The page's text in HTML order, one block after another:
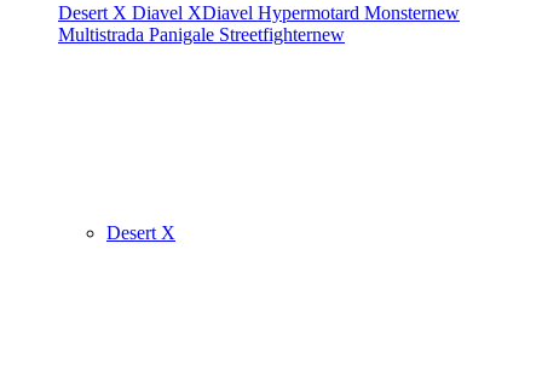
Desert X Diavel XDiavel Hypermotard Monsternew
Multistrada Panigale Streetfighternew
Desert X